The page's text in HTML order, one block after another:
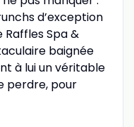
d’exception
Raffles Spa &
baignée
à lui un véritable
perdre, pour